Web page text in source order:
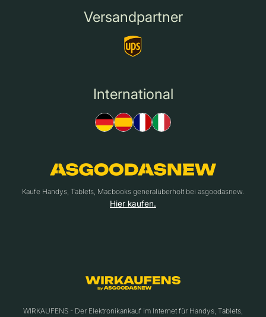
Versandpartner
International
Kaufe Handys, Tablets, Macbooks generalüberholt bei asgoodasnew.
Hier kaufen.
WIRKAUFENS - Der Elektronikankauf im Internet für Handys, Tablets,